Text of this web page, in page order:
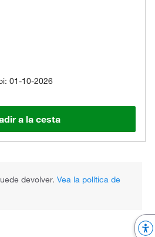
01-10-2026
a la cesta
devolver.Vea la política de